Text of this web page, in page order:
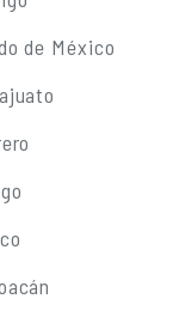
de México